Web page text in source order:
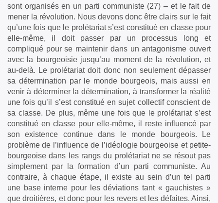
sont organisés en un parti communiste (27) – et le fait de
mener la révolution. Nous devons donc être clairs sur le fait
qu’une fois que le prolétariat s’est constitué en classe pour
elle-même, il doit passer par un processus long et
compliqué pour se maintenir dans un antagonisme ouvert
avec la bourgeoisie jusqu’au moment de la révolution, et
au-delà. Le prolétariat doit donc non seulement dépasser
sa détermination par le monde bourgeois, mais aussi en
venir à déterminer la détermination, à transformer la réalité
une fois qu’il s’est constitué en sujet collectif conscient de
sa classe. De plus, même une fois que le prolétariat s’est
constitué en classe pour elle-même, il reste influencé par
son existence continue dans le monde bourgeois. Le
problème de l’influence de l’idéologie bourgeoise et petite-
bourgeoise dans les rangs du prolétariat ne se résout pas
simplement par la formation d’un parti communiste. Au
contraire, à chaque étape, il existe au sein d’un tel parti
une base interne pour les déviations tant « gauchistes »
que droitières, et donc pour les revers et les défaites. Ainsi,